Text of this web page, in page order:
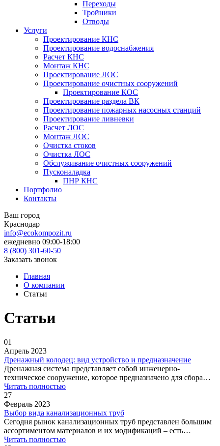
Переходы
Тройники
Отводы
Услуги
Проектирование КНС
Проектирование водоснабжения
Расчет КНС
Монтаж КНС
Проектирование ЛОС
Проектирование очистных сооружений
Проектирование КОС
Проектирование раздела ВК
Проектирование пожарных насосных станций
Проектирование ливневки
Расчет ЛОС
Монтаж ЛОС
Очистка стоков
Очистка ЛОС
Обслуживание очистных сооружений
Пусконаладка
ПНР КНС
Портфолио
Контакты
Ваш город
Краснодар
info@ecokompozit.ru
ежедневно 09:00-18:00
8 (800) 301-60-50
Заказать звонок
Главная
О компании
Статьи
Статьи
01
Апрель 2023
Дренажный колодец: вид устройство и предназначение
Дренажная система представляет собой инженерно-
техническое сооружение, которое предназначено для сбора…
Читать полностью
27
Февраль 2023
Выбор вида канализационных труб
Сегодня рынок канализационных труб представлен большим
ассортиментом материалов и их модификаций – есть…
Читать полностью